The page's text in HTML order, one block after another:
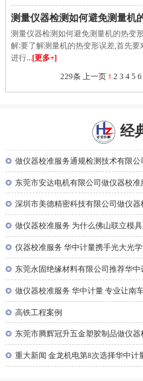
测量仪器检测如何避免测量机
测量仪器检测如何避免测量机的热变
解:要了解测量机的热变形误差,首先
进行...[更多+]
229条 上一页 1 2 3 4 5 6
经
◎ 做仪器校准服务通规检测技术有限
◎ 东莞市安达电机有限公司做仪器校
◎ 深圳市美德精密科技有限公司做仪
◎ 做仪器校准服务 为什么佛山联立模
◎ 仪器校准服务 华中计量携手光大光
◎ 东莞永固绝缘材料有限公司推荐华中
◎ 做仪器校准服务 华中计量 专业让南
◎ 高铁工程案例
◎ 东莞市腾辉冠升五金塑胶制品做仪
◎ 重大新闻 金龙机电第8次选择华中计